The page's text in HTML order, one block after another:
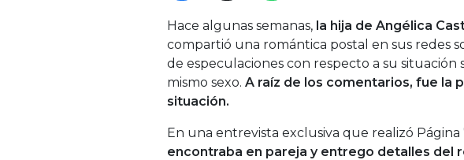
Hace algunas semanas, la hija de Angélica
compartió una romántica postal en sus redes
de especulaciones con respecto a su
mismo sexo. A raíz de los comentarios, fue la
situación.
En una entrevista exclusiva que realizó Página
encontraba en pareja y entrego detalles del